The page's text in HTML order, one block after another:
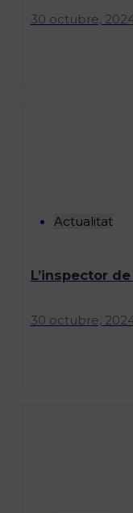
30 octubre,
Actualitat
L’inspector
30 octubre,